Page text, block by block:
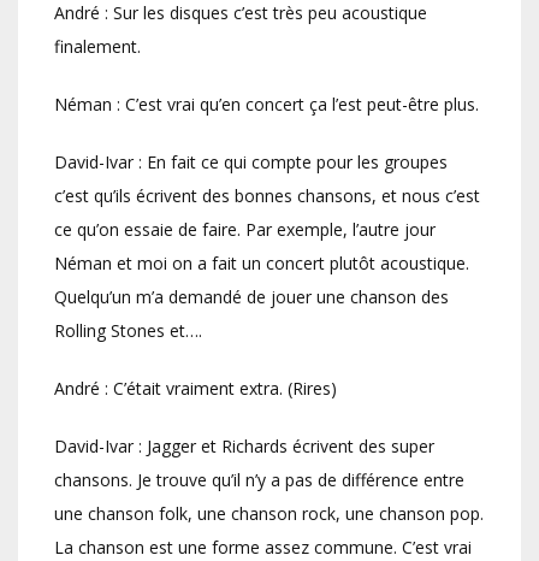
André : Sur les disques c’est très peu acoustique
finalement.
Néman : C’est vrai qu’en concert ça l’est peut-être plus.
David-Ivar : En fait ce qui compte pour les groupes
c’est qu’ils écrivent des bonnes chansons, et nous c’est
ce qu’on essaie de faire. Par exemple, l’autre jour
Néman et moi on a fait un concert plutôt acoustique.
Quelqu’un m’a demandé de jouer une chanson des
Rolling Stones et….
André : C’était vraiment extra. (Rires)
David-Ivar : Jagger et Richards écrivent des super
chansons. Je trouve qu’il n’y a pas de différence entre
une chanson folk, une chanson rock, une chanson pop.
La chanson est une forme assez commune. C’est vrai